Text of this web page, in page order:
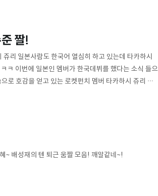
짤!
리 일본사람도 한국어 열심히 하고 있는데 타카하시
ㅋ 이번에 일본인 멤버가 한국데뷔를 했다는 소식 들으
로 호감을 얻고 있는 로켓펀치 멤버 타카하시 쥬리 로
맞았다" 대체 한국어 선생님 누군지 어떤 기준으로
~ 배성재의 텐 퇴근 움짤 모음! 깨알같네~!